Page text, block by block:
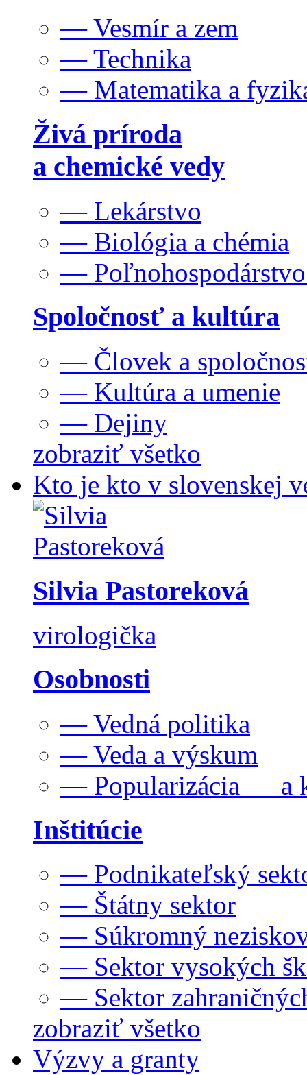
— Vesmír a zem
— Technika
— Matematika a
Živá príroda
a chemické vedy
— Lekárstvo
— Biológia a chémia
—
Spoločnosť a kultúra
— Človek a
— Kultúra a umenie
— Dejiny
zobraziť všetko
Kto je kto v slovenskej
Silvia Pastoreková
virologička
Osobnosti
— Vedná politika
— Veda a výskum
— Popularizácia a
Inštitúcie
— Podnikateľský
— Štátny sektor
— Súkromný
— Sektor vysokých
— Sektor
zobraziť všetko
Výzvy a granty